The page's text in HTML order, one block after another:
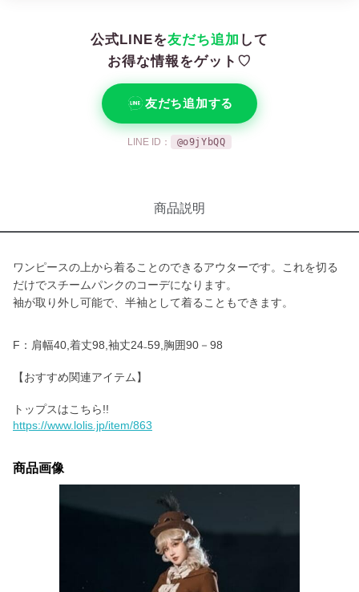
公式LINEを友だち追加 して
お得な情報をゲット♡
友だち追加する
LINE ID： @o9jYbQQ
商品説明
ワンピースの上から着ることのできるアウターです。これを切る
だけでスチームパンクのコーデになります。
袖が取り外し可能で、半袖として着ることもできます。
F：肩幅40,着丈98,袖丈24₋59,胸囲90－98
【おすすめ関連アイテム】
https://www.lolis.jp/item/863
商品画像